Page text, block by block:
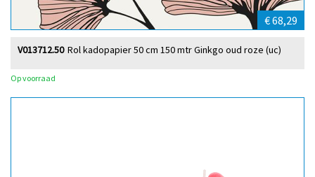
€ 68,29
Rol kadopapier 50 cm 150 mtr Ginkgo oud roze (uc)
V013712.50
Op voorraad